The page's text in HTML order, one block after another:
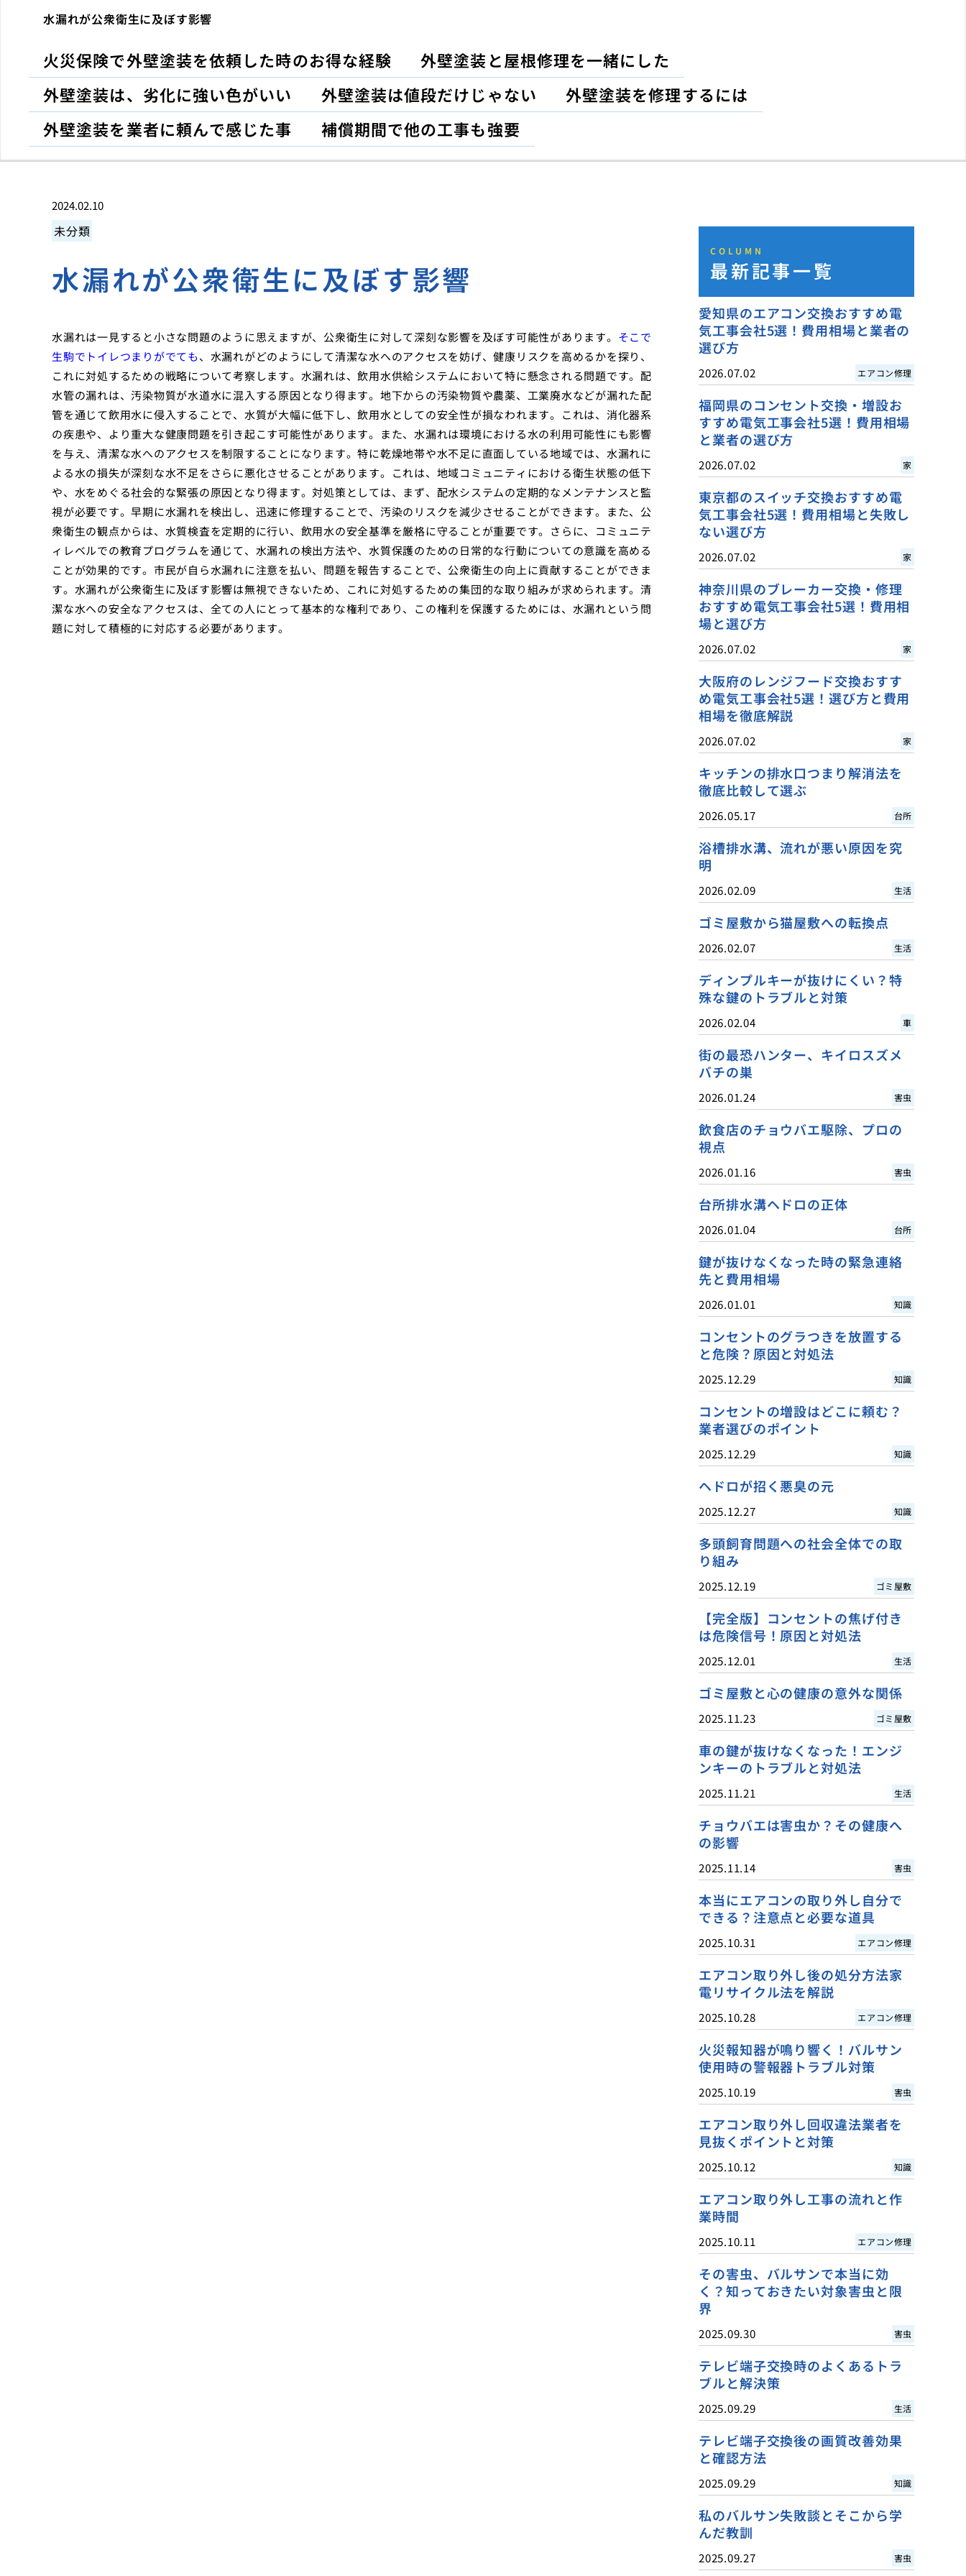
水漏れが公衆衛生に及ぼす影響
火災保険で外壁塗装を依頼した時のお得な経験
外壁塗装と屋根修理を一緒にした
外壁塗装は、劣化に強い色がいい
外壁塗装は値段だけじゃない
外壁塗装を修理するには
外壁塗装を業者に頼んで感じた事
補償期間で他の工事も強要
2024.02.10
未分類
水漏れが公衆衛生に及ぼす影響
水漏れは一見すると小さな問題のように思えますが、公衆衛生に対して深刻な影響を及ぼす可能性があります。 そこで
生駒でトイレつまりがでても、水漏れがどのようにして清潔な水へのアクセスを妨げ、健康リスクを高めるかを探り、
これに対処するための戦略について考察します。水漏れは、飲用水供給システムにおいて特に懸念される問題です。配
水管の漏れは、汚染物質が水道水に混入する原因となり得ます。地下からの汚染物質や農薬、工業廃水などが漏れた配
管を通じて飲用水に侵入することで、水質が大幅に低下し、飲用水としての安全性が損なわれます。これは、消化器系
の疾患や、より重大な健康問題を引き起こす可能性があります。また、水漏れは環境における水の利用可能性にも影響
を与え、清潔な水へのアクセスを制限することになります。特に乾燥地帯や水不足に直面している地域では、水漏れに
よる水の損失が深刻な水不足をさらに悪化させることがあります。これは、地域コミュニティにおける衛生状態の低下
や、水をめぐる社会的な緊張の原因となり得ます。対処策としては、まず、配水システムの定期的なメンテナンスと監
視が必要です。早期に水漏れを検出し、迅速に修理することで、汚染のリスクを減少させることができます。また、公
衆衛生の観点からは、水質検査を定期的に行い、飲用水の安全基準を厳格に守ることが重要です。さらに、コミュニテ
ィレベルでの教育プログラムを通じて、水漏れの検出方法や、水質保護のための日常的な行動についての意識を高める
ことが効果的です。市民が自ら水漏れに注意を払い、問題を報告することで、公衆衛生の向上に貢献することができま
す。水漏れが公衆衛生に及ぼす影響は無視できないため、これに対処するための集団的な取り組みが求められます。清
潔な水への安全なアクセスは、全ての人にとって基本的な権利であり、この権利を保護するためには、水漏れという問
題に対して積極的に対応する必要があります。
COLUMN
最新記事一覧
愛知県のエアコン交換おすすめ電
気工事会社5選！費用相場と業者の
選び方
2026.07.02 エアコン修理
福岡県のコンセント交換・増設お
すすめ電気工事会社5選！費用相場
と業者の選び方
2026.07.02 家
東京都のスイッチ交換おすすめ電
気工事会社5選！費用相場と失敗し
ない選び方
2026.07.02 家
神奈川県のブレーカー交換・修理
おすすめ電気工事会社5選！費用相
場と選び方
2026.07.02 家
大阪府のレンジフード交換おすす
め電気工事会社5選！選び方と費用
相場を徹底解説
2026.07.02 家
キッチンの排水口つまり解消法を
徹底比較して選ぶ
2026.05.17 台所
浴槽排水溝、流れが悪い原因を究
明
2026.02.09 生活
ゴミ屋敷から猫屋敷への転換点
2026.02.07 生活
ディンプルキーが抜けにくい？特
殊な鍵のトラブルと対策
2026.02.04 車
街の最恐ハンター、キイロスズメ
バチの巣
2026.01.24 害虫
飲食店のチョウバエ駆除、プロの
視点
2026.01.16 害虫
台所排水溝ヘドロの正体
2026.01.04 台所
鍵が抜けなくなった時の緊急連絡
先と費用相場
2026.01.01 知識
コンセントのグラつきを放置する
と危険？原因と対処法
2025.12.29 知識
コンセントの増設はどこに頼む？
業者選びのポイント
2025.12.29 知識
ヘドロが招く悪臭の元
2025.12.27 知識
多頭飼育問題への社会全体での取
り組み
2025.12.19 ゴミ屋敷
【完全版】コンセントの焦げ付き
は危険信号！原因と対処法
2025.12.01 生活
ゴミ屋敷と心の健康の意外な関係
2025.11.23 ゴミ屋敷
車の鍵が抜けなくなった！エンジ
ンキーのトラブルと対処法
2025.11.21 生活
チョウバエは害虫か？その健康へ
の影響
2025.11.14 害虫
本当にエアコンの取り外し自分で
できる？注意点と必要な道具
2025.10.31 エアコン修理
エアコン取り外し後の処分方法家
電リサイクル法を解説
2025.10.28 エアコン修理
火災報知器が鳴り響く！バルサン
使用時の警報器トラブル対策
2025.10.19 害虫
エアコン取り外し回収違法業者を
見抜くポイントと対策
2025.10.12 知識
エアコン取り外し工事の流れと作
業時間
2025.10.11 エアコン修理
その害虫、バルサンで本当に効
く？知っておきたい対象害虫と限
界
2025.09.30 害虫
テレビ端子交換時のよくあるトラ
ブルと解決策
2025.09.29 生活
テレビ端子交換後の画質改善効果
と確認方法
2025.09.29 知識
私のバルサン失敗談とそこから学
んだ教訓
2025.09.27 害虫